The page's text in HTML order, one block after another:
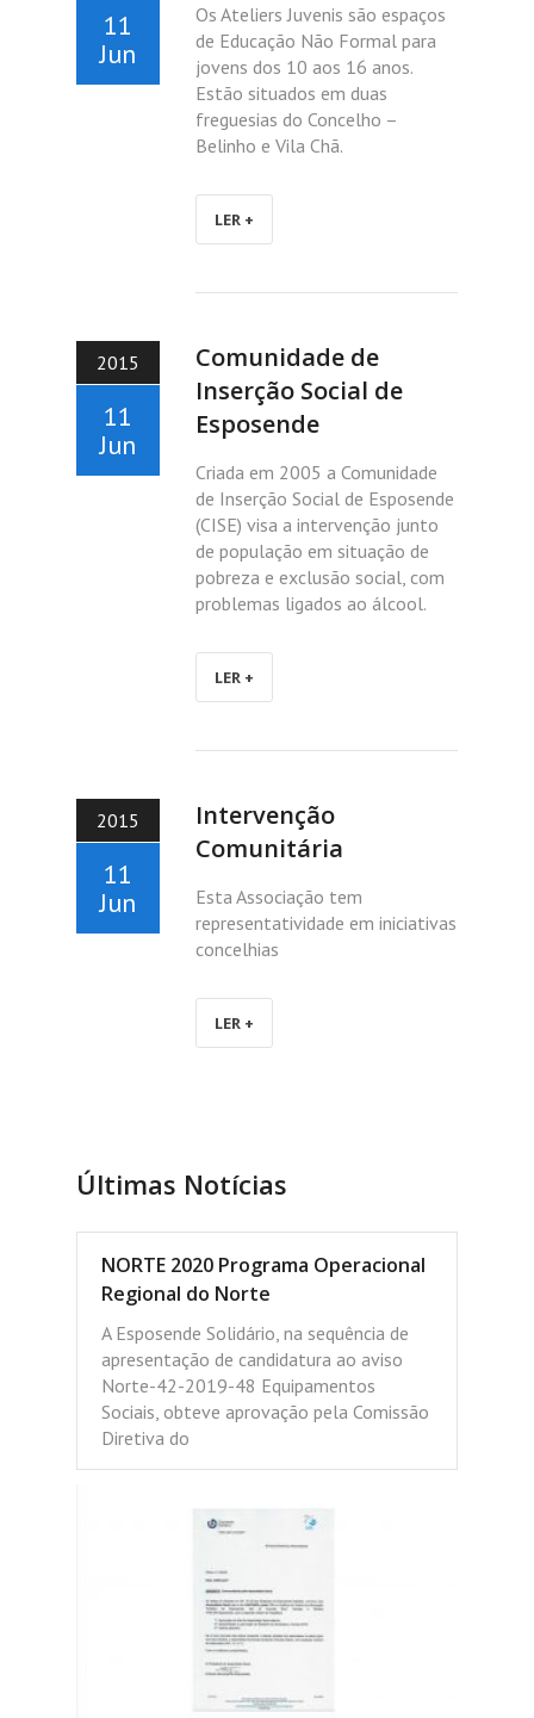
11
Jun
Os Ateliers Juvenis são espaços
de Educação Não Formal para
jovens dos 10 aos 16 anos.
Estão situados em duas
freguesias do Concelho –
Belinho e Vila Chã.
LER +
2015
11
Jun
Comunidade de
Inserção Social de
Esposende
Criada em 2005 a Comunidade
de Inserção Social de Esposende
(CISE) visa a intervenção junto
de população em situação de
pobreza e exclusão social, com
problemas ligados ao álcool.
LER +
2015
11
Jun
Intervenção
Comunitária
Esta Associação tem
representatividade em iniciativas
concelhias
LER +
Últimas Notícias
NORTE 2020 Programa Operacional
Regional do Norte
A Esposende Solidário, na sequência de
apresentação de candidatura ao aviso
Norte-42-2019-48 Equipamentos
Sociais, obteve aprovação pela Comissão
Diretiva do